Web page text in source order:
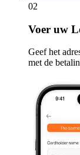
02
Voer uw
Geef het
met de